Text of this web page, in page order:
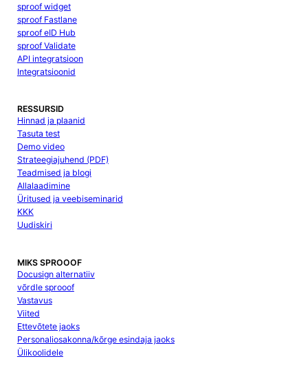
sproof widget
sproof Fastlane
sproof eID Hub
sproof Validate
API integratsioon
Integratsioonid
RESSURSID
Hinnad ja plaanid
Tasuta test
Demo video
Strateegiajuhend (PDF)
Teadmised ja blogi
Allalaadimine
Üritused ja veebiseminarid
KKK
Uudiskiri
MIKS SPROOOF
Docusign alternatiiv
võrdle sprooof
Vastavus
Viited
Ettevõtete jaoks
Personaliosakonna/kõrge esindaja jaoks
Ülikoolidele